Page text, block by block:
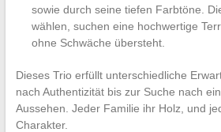
sowie durch seine tiefen Farbtöne.
wählen, suchen eine hochwertige
ohne Schwäche übersteht.
Dieses Trio erfüllt unterschiedliche
nach Authentizität bis zur Suche nach
Aussehen. Jeder Familie ihr Holz, und
Charakter.